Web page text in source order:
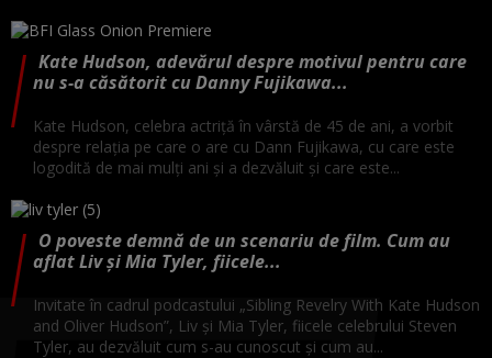
Kate Hudson, adevărul despre motivul pentru care
nu s-a căsătorit cu Danny Fujikawa...
Kate Hudson, celebra actriță în vârstă de 45 de ani, a vorbit
despre relația pe care o are cu Dann Fujikawa, cu care este
logodită de mai mulți ani și a dezvăluit și care este...
O poveste demnă de un scenariu de film. Cum au
aflat Liv și Mia Tyler, fiicele...
Invitate în cadrul podcastului „Sibling Revelry With Kate Hudson
and Oliver Hudson”, Liv și Mia Tyler, fiicele celebrului Steven
Tyler, au dezvăluit cum s-au cunoscut și cum au...